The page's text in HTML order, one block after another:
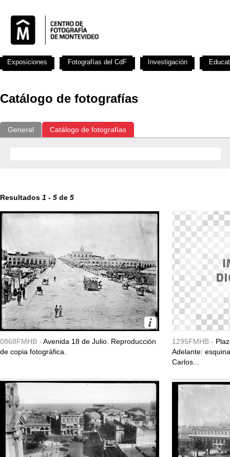
Catálogo de fotografías
General Catálogo de fotografías
Resultados 1 - 5 de 5
0868FMHB - Avenida 18 de Julio. Reproducción
de copia fotográfica.
1295FMHB -
Adelante:
Carlos...
Exposiciones Fotografías del CdF Investigación